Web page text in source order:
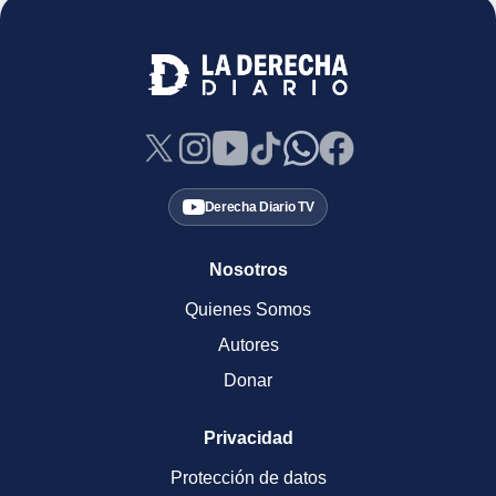
Derecha Diario TV
Nosotros
Quienes Somos
Autores
Donar
Privacidad
Protección de datos